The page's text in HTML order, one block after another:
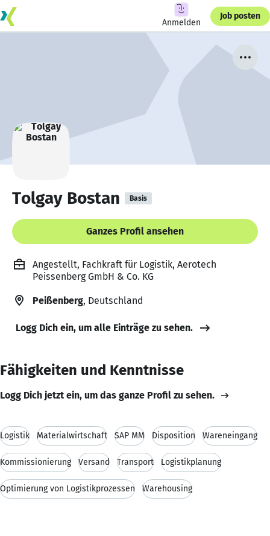
Anmelden
Job posten
Tolgay Bostan Basis
Ganzes Profil ansehen
Angestellt, Fachkraft für Logistik, Aerotech
Peissenberg GmbH & Co. KG
Peißenberg, Deutschland
Logg Dich ein, um alle Einträge zu sehen.
Fähigkeiten und Kenntnisse
Logg Dich jetzt ein, um das ganze Profil zu sehen.
Logistik Materialwirtschaft SAP MM Disposition Wareneingang
Kommissionierung Versand Transport Logistikplanung
Optimierung von Logistikprozessen Warehousing